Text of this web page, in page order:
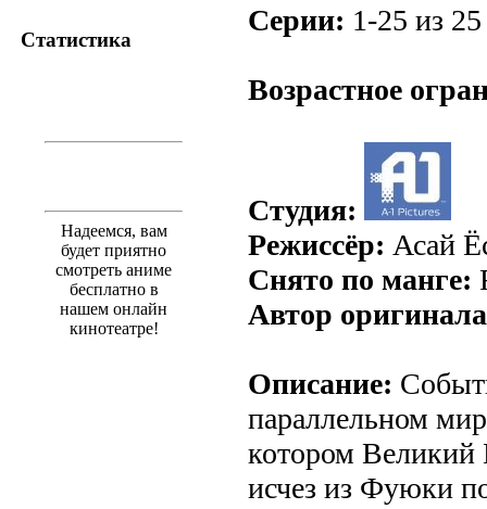
Статистика
Надеемся, вам
будет приятно
смотреть аниме
бесплатно в
нашем онлайн
кинотеатре!
Серии: 1-25 из
Возрастное
Студия:
Режиссёр: Асай
Снято по манге:
Автор
Описание:
параллельном
котором Великий
исчез из Фуюки